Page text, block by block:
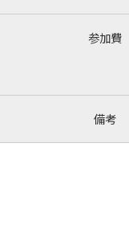
参加費
備考